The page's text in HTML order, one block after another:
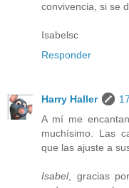
convivencia, si se
Isabelsc
Responder
Harry Haller
A mí me
muchísimo. Las
que las ajuste a
Isabel, gracias